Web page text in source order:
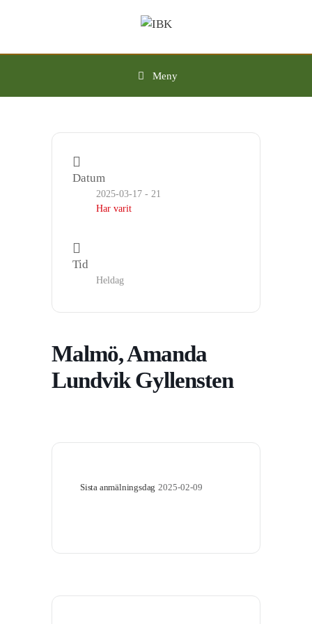
Meny
Datum
2025-03-17 - 21
Har varit
Tid
Heldag
Malmö, Amanda
Lundvik Gyllensten
Sista anmälningsdag 2025-02-09